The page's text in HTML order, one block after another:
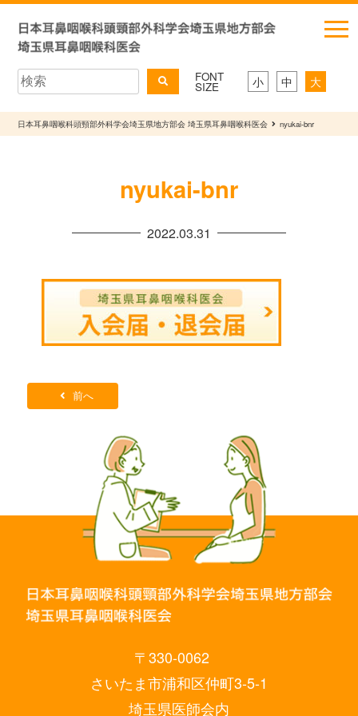
FONT
SIZE 小 中 大
日本耳鼻咽喉科頭頸部外科学会埼玉県地方部会 埼玉県耳鼻咽喉科医会 nyukai-bnr
nyukai-bnr
2022.03.31
前へ
〒330-0062
さいたま市浦和区仲町3-5-1
埼玉県医師会内